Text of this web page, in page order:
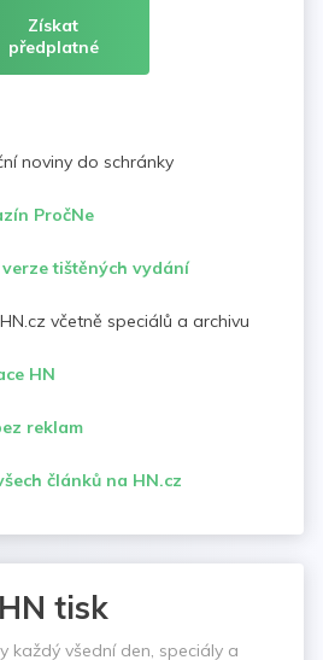
Získat
předplatné
noviny do schránky
PročNe
tištěných vydání
včetně speciálů a archivu
HN
reklam
článků na HN.cz
HN tisk
každý všední den, speciály a